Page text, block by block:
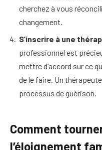
cherchez à vous
changement.
S’inscrire à une
professionnel est
mettre d’accord sur ce
de le faire. Un
processus de guérison.
Comment
l’éloignement